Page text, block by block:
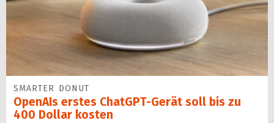
SMARTER DONUT
OpenAIs erstes ChatGPT-Gerät soll bis zu
400 Dollar kosten